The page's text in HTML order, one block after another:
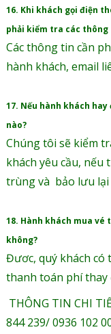
16. Khi khách gọi điện
phải kiểm tra các thông
Các thông tin cần
hành khách, email
17. Nếu hành khách
nào?
Chúng tôi sẽ kiểm
khách yêu cầu,
trùng và bảo lưu lại
18. Hành khách mua
không?
Đươc, quý khách có
thanh toán phí thay
THÔNG TIN CHI
844 239/ 0936 102